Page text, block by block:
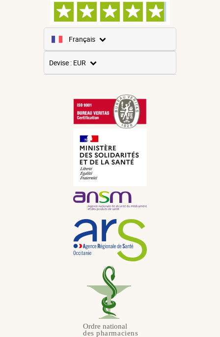
Français
Anglais
Allemand
Italien
Russe
Néerlandais
Portugais
Devise : EUR